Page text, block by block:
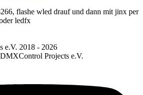
flashe wled drauf und dann mit jinx per
ledfx
e.V. 2018 - 2026
Projects e.V.